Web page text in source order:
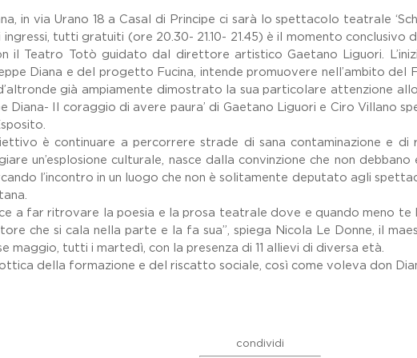
in via Urano 18 a Casal di Principe ci sarà lo spettacolo teatrale
tutti gratuiti (ore 20.30- 21.10- 21.45) è il momento
il Teatro Totò guidato dal direttore artistico Gaetano Liguori.
Diana e del progetto Fucina, intende promuovere nell’ambito del
già ampiamente dimostrato la sua particolare attenzione
Diana- Il coraggio di avere paura’ di Gaetano Liguori e Ciro Villano
è continuare a percorrere strade di sana contaminazione e di
un’esplosione culturale, nasce dalla convinzione che non
l’incontro in un luogo che non è solitamente deputato agli
a far ritrovare la poesia e la prosa teatrale dove e quando meno
che si cala nella parte e la fa sua”, spiega Nicola Le Donne, il
maggio, tutti i martedì, con la presenza di 11 allievi di diversa età.
della formazione e del riscatto sociale, così come voleva don
condividi